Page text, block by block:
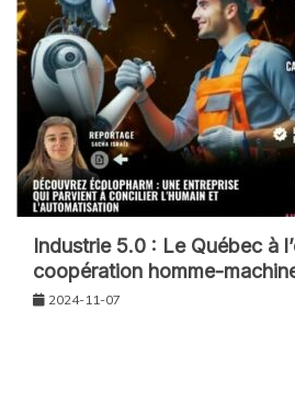
Industrie 5.0 : Le Québec à
coopération homme-
2024-11-07